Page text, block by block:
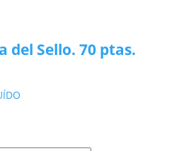
del Sello. 70 ptas.